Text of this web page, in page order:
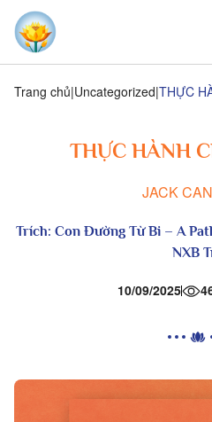
Trang chủ Uncategorized THỰC
THỰC HÀNH
JACK
Trích: Con Đường Từ Bi – A
NXB
10/09/2025